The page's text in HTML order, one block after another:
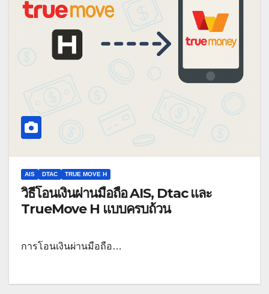
AIS DTAC TRUE MOVE H
วิธีโอนเงินผ่านมือถือ AIS, Dtac และ
TrueMove H แบบครบถ้วน
การโอนเงินผ่านมือถือ…